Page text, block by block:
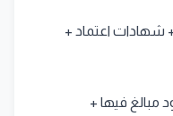
+ شهادات اعتماد +
فيها +